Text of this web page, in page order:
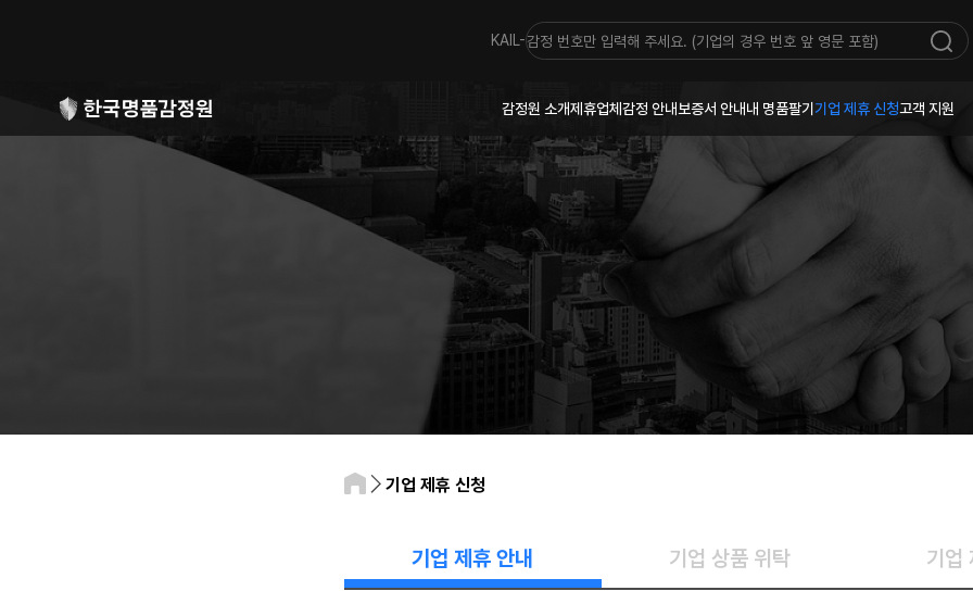
KAIL-
감정원 소개제휴업체감정 안내보증서 안내내 명품팔기기업 제휴 신청고객 지원
기업 제휴 신청
기업 제휴 안내 기업 상품 위탁 기업